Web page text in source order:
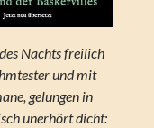
Nachts freilich
und mit
gelungen in
unerhört dicht: